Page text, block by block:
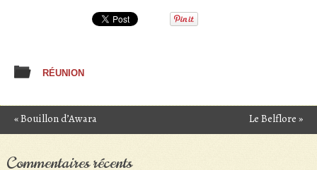
RÉUNION
Post navigation
«Bouillon d’Awara Le Belflore »
Commentaires récents